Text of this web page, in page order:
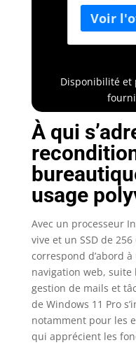
Disponibilité et
À qui
usage
Avec un processeur
vive et un SSD de
correspond d’abord
navigation web,
gestion de mails et
de Windows 11 Pro
notamment pour les
qui apprécient les